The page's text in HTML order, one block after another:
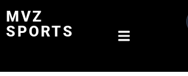
MVZ
SPORTS